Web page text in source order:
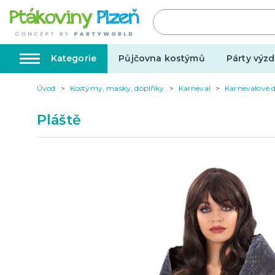
Kategorie Půjčovna kostýmů Párty
Svatba
Svatby
Úvod Kostýmy, masky, doplňky Karneval Karnevalové
Pláště